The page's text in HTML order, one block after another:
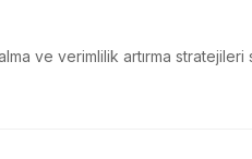
ve verimlilik artırma stratejileri